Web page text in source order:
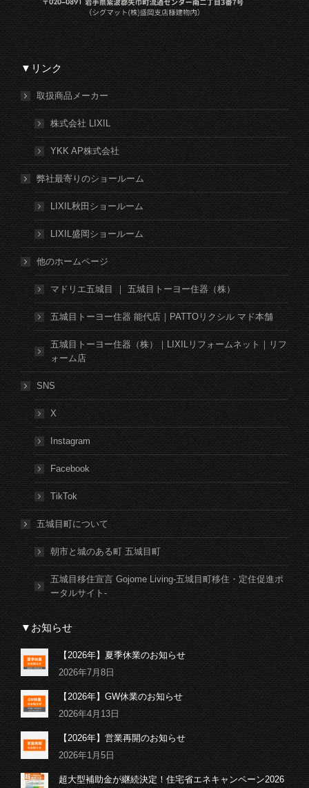
▼リンク
取扱商品メーカー
株式会社 LIXIL
YKK AP株式会社
弊社最寄りのショールーム
LIXIL秋田ショールーム
LIXIL盛岡ショールーム
他のホームページ
マドリエ五城目 ｜ 五城目トーヨー住器（株）
五城目トーヨー住器 能代店｜PATTOリクシル マド本舗
五城目トーヨー住器（株）｜LIXILリフォームネット｜リフ
ォーム店
SNS
X
Instagram
Facebook
TikTok
五城目町について
朝市と城のある町 五城目町
五城目移住宣言 Gojome Living-五城目町移住・定住促進ポ
ータルサイト-
▼お知らせ
【2026年】夏季休業のお知らせ
2026年7月8日
【2026年】GW休業のお知らせ
2026年4月13日
【2026年】営業再開のお知らせ
2026年1月5日
超大型補助金が継続決定！住宅省エネキャンペーン2026